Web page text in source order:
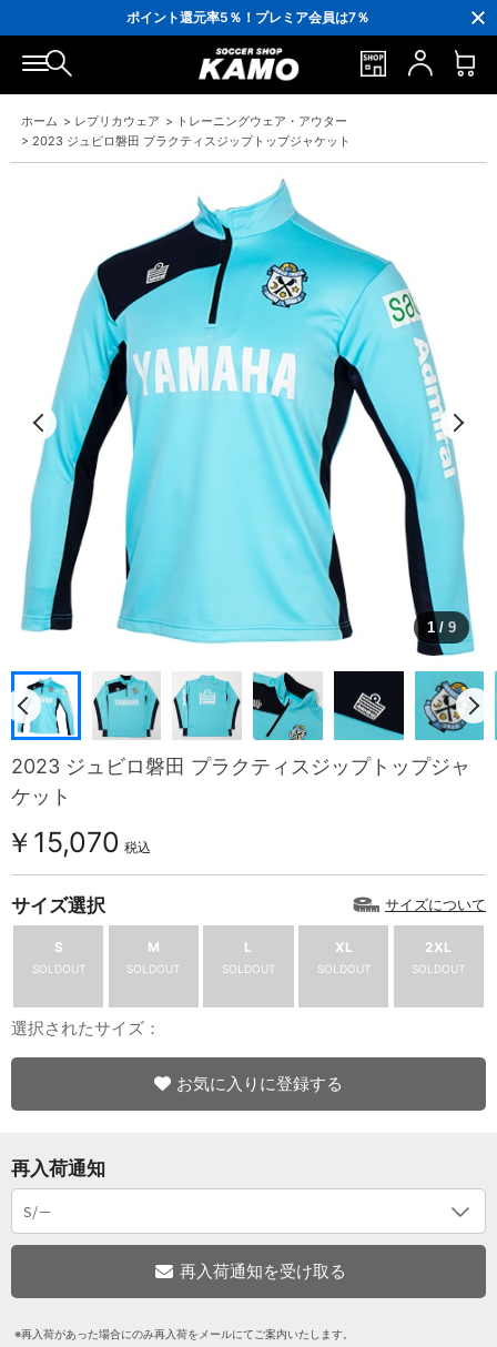
ポイント還元率5％！プレミア会員は7％
会員の方にはお誕生月に「10％OFFクーポン」プレゼント！
16,000円(税込)以上でシューズケースプレゼント！
3,300円(税込)以上で送料無料！
ホーム > レプリカウェア > トレーニングウェア・アウター
> 2023 ジュビロ磐田 プラクティスジップトップジャケット
1/ 9
2023 ジュビロ磐田 プラクティスジップトップジャ
ケット
￥15,070 税込
サイズ選択 サイズについて
S
SOLDOUT
M
SOLDOUT
L
SOLDOUT
XL
SOLDOUT
2XL
SOLDOUT
選択されたサイズ：
お気に入りに登録する
再入荷通知
※再入荷があった場合にのみ再入荷をメールにてご案内いたします。